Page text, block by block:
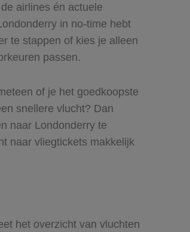
airlines én actuele
in no-time hebt
te stappen of kies je alleen
passen.
of je het goedkoopste
snellere vlucht? Dan
naar Londonderry te
naar vliegtickets makkelijk
het overzicht van vluchten